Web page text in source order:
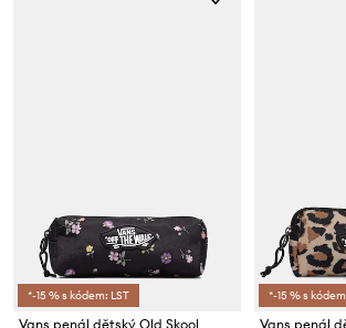
*-15 % s kódem: LST
Vans penál dětský Old Skool
*-15 % s
Vans penál